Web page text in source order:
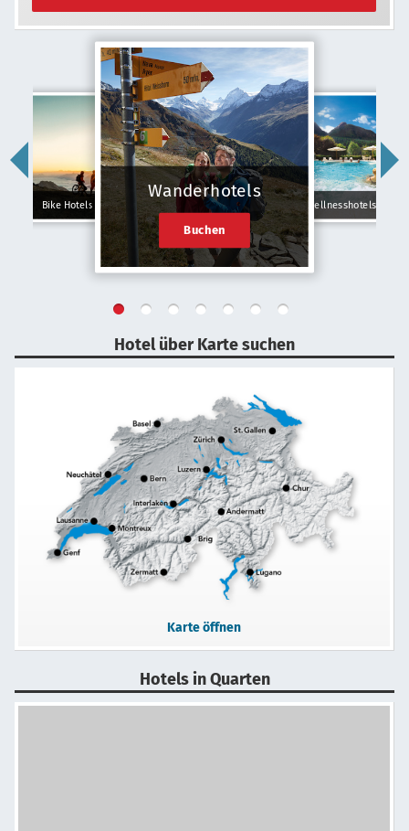
Bike Hotels
Wanderhotels
Buchen
Wellnesshotels
Hotel über Karte suchen
Karte öffnen
Hotels in Quarten